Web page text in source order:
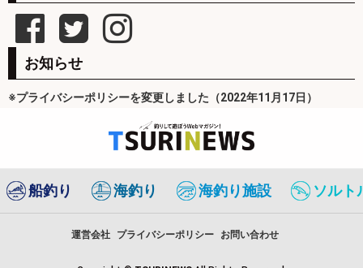
お知らせ
※プライバシーポリシーを変更しました（2022年11月17日）
船釣り 海釣り 海釣り施設 ソルト
運営会社 プライバシーポリシー お問い合わせ